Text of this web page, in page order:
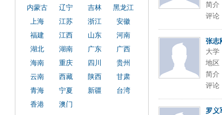
简介
评论
张志
大学
地区
简介
评论
罗义
内蒙古
辽宁 吉林
黑龙江
上海
江苏 浙江
安徽
福建
江西 山东
河南
湖北
湖南 广东
广西
海南
重庆 四川
贵州
云南
西藏 陕西
甘肃
青海
宁夏 新疆
台湾
香港
澳门